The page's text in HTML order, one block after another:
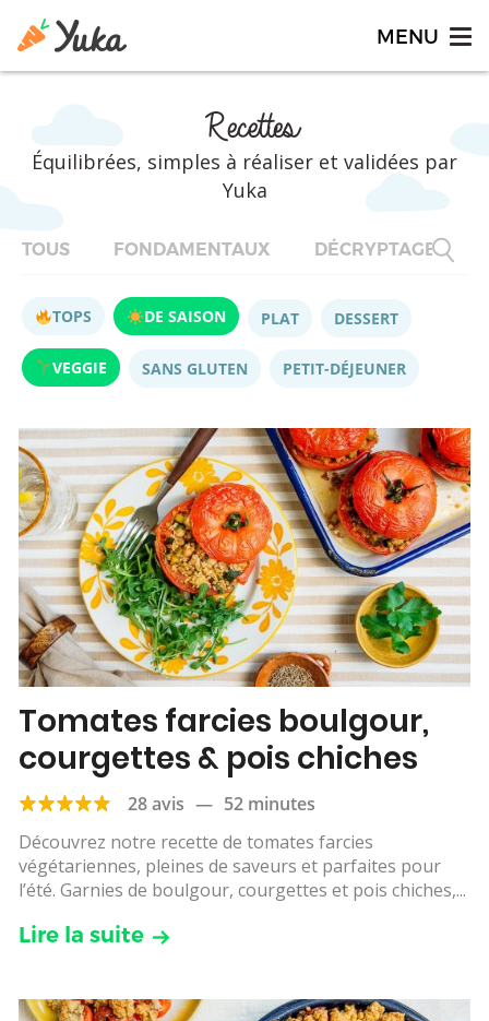
Recettes
Équilibrées, simples à réaliser et validées par
Yuka
TOUS FONDAMENTAUX DÉCRYPTAGES
TOPS DE SAISON PLAT DESSERT
VEGGIE SANS GLUTEN PETIT-DÉJEUNER
Tomates farcies boulgour,
courgettes & pois chiches
28 avis — 52 minutes
Découvrez notre recette de tomates farcies
végétariennes, pleines de saveurs et parfaites pour
l’été. Garnies de boulgour, courgettes et pois chiches,...
Lire la suite